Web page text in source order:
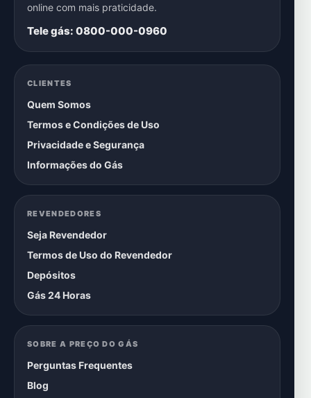
online com mais praticidade.
Tele gás: 0800-000-0960
CLIENTES
Quem Somos
Termos e Condições de Uso
Privacidade e Segurança
Informações do Gás
REVENDEDORES
Seja Revendedor
Termos de Uso do Revendedor
Depósitos
Gás 24 Horas
SOBRE A PREÇO DO GÁS
Perguntas Frequentes
Blog